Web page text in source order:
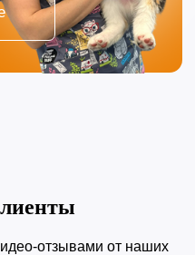
отзывами от наших